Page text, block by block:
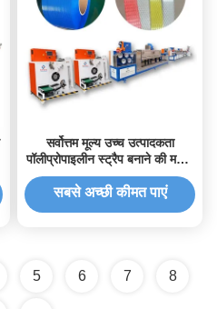
सर्वोत्तम मूल्य उच्च उत्पादकता
पॉलीप्रोपाइलीन स्ट्रैप बनाने की मशीन
पीपी स्ट्रैप विनिर्माण मशीन
सबसे अच्छी कीमत पाएं
5 6 7 8